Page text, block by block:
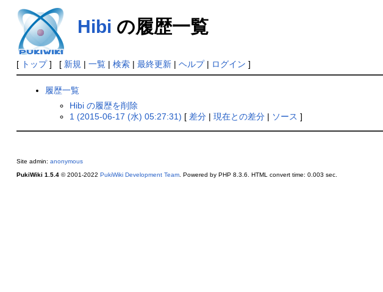
Hibi の履歴一覧
[ トップ] [ 新規 | 一覧| 検索| 最終更新| ヘルプ| ログイン ]
履歴一覧
Hibi の履歴を削除
1 (2015-06-17 (水) 05:27:31) [ 差分 |現在との差分 | ソース ]
Site admin: anonymous
PukiWiki 1.5.4© 2001-2022 PukiWiki Development Team. Powered by PHP 8.3.6. HTML convert time: 0.003 sec.